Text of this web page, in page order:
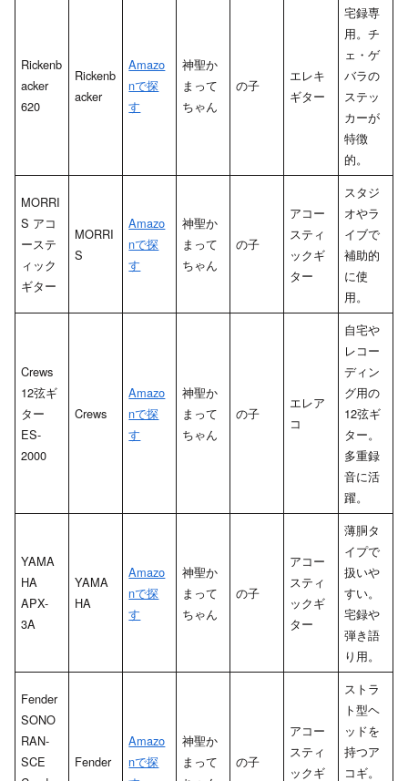
Rickenb
acker
620
Rickenb
acker
Amazo
nで探
す
神聖か
まって
ちゃん
の子
エレキ
ギター
宅録専
用。チ
ェ・ゲ
バラの
ステッ
カーが
特徴
的。
MORRI
S アコ
ーステ
ィック
ギター
MORRI
S
Amazo
nで探
す
神聖か
まって
ちゃん
の子
アコー
スティ
ックギ
ター
スタジ
オやラ
イブで
補助的
に使
用。
Crews
12弦ギ
ター
ES-
2000
Crews
Amazo
nで探
す
神聖か
まって
ちゃん
の子
エレア
コ
自宅や
レコー
ディン
グ用の
12弦ギ
ター。
多重録
音に活
躍。
YAMA
HA
APX-
3A
YAMA
HA
Amazo
nで探
す
神聖か
まって
ちゃん
の子
アコー
スティ
ックギ
ター
薄胴タ
イプで
扱いや
すい。
宅録や
弾き語
り用。
Fender
SONO
RAN-
SCE
Fender
Amazo
nで探
神聖か
まって
の子
アコー
スティ
ックギ
ストラ
ト型ヘ
ッドを
持つア
コギ。